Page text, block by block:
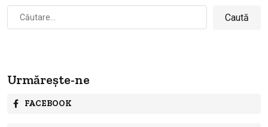
după:
Urmărește-ne
FACEBOOK